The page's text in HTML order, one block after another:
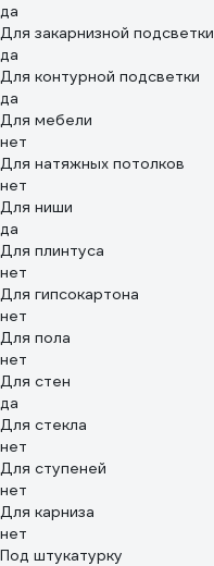
да
Для закарнизной подсветки
да
Для контурной подсветки
да
Для мебели
нет
Для натяжных потолков
нет
Для ниши
да
Для плинтуса
нет
Для гипсокартона
нет
Для пола
нет
Для стен
да
Для стекла
нет
Для ступеней
нет
Для карниза
нет
Под штукатурку